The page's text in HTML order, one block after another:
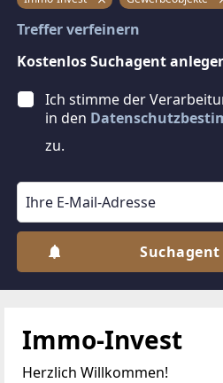
Treffer verfeinern
Kostenlos Suchagent
Ich stimme der
in den
zu.
Immo-Invest
Herzlich Willkommen!